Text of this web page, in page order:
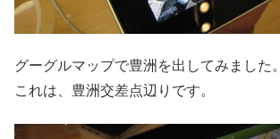
グーグルマップで豊洲を出してみました。
これは、豊洲交差点辺りです。